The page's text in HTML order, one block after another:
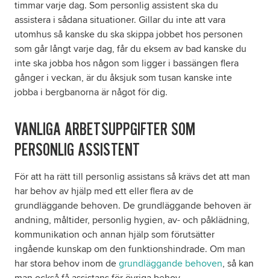
timmar varje dag. Som personlig assistent ska du
assistera i sådana situationer. Gillar du inte att vara
utomhus så kanske du ska skippa jobbet hos personen
som går långt varje dag, får du eksem av bad kanske du
inte ska jobba hos någon som ligger i bassängen flera
gånger i veckan, är du åksjuk som tusan kanske inte
jobba i bergbanorna är något för dig.
VANLIGA ARBETSUPPGIFTER SOM
PERSONLIG ASSISTENT
För att ha rätt till personlig assistans så krävs det att man
har behov av hjälp med ett eller flera av de
grundläggande behoven. De grundläggande behoven är
andning, måltider, personlig hygien, av- och påklädning,
kommunikation och annan hjälp som förutsätter
ingående kunskap om den funktionshindrade. Om man
har stora behov inom de grundläggande behoven, så kan